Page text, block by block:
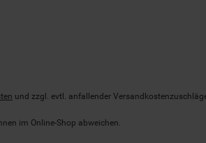
und zzgl. evtl. anfallender
im Online-Shop abweichen.